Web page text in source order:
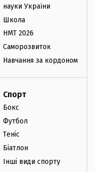
науки України
Школа
НМТ 2026
Саморозвиток
Навчання за кордоном
Спорт
Бокс
Футбол
Теніс
Біатлон
Інші види спорту